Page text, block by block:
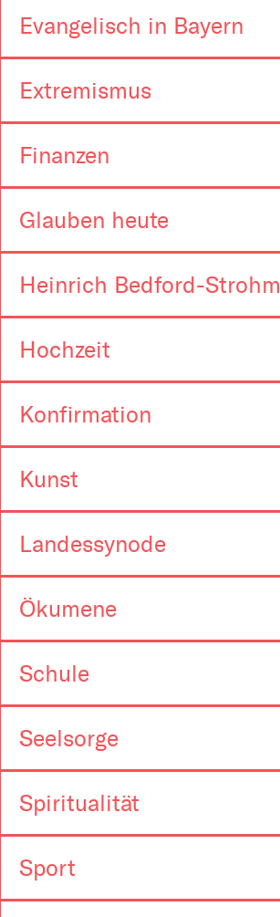
Evangelisch in Bayern
Extremismus
Finanzen
Glauben heute
Heinrich Bedford-Strohm
Hochzeit
Konfirmation
Kunst
Landessynode
Ökumene
Schule
Seelsorge
Spiritualität
Sport